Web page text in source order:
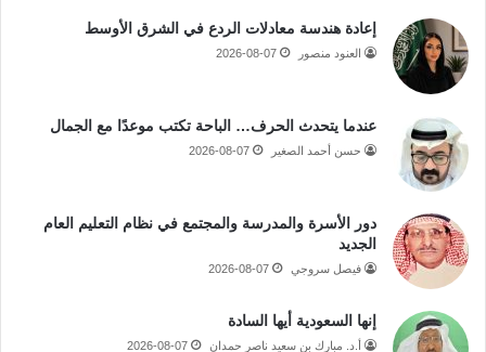
إعادة هندسة معادلات الردع في الشرق الأوسط
العنود منصور 2026-08-07
عندما يتحدث الحرف… الباحة تكتب موعدًا مع الجمال
حسن أحمد الصغير 2026-08-07
دور الأسرة والمدرسة والمجتمع في نظام التعليم العام
الجديد
فيصل سروجي 2026-08-07
إنها السعودية أيها السادة
أ.د. مبارك بن سعيد ناصر حمدان 2026-08-07